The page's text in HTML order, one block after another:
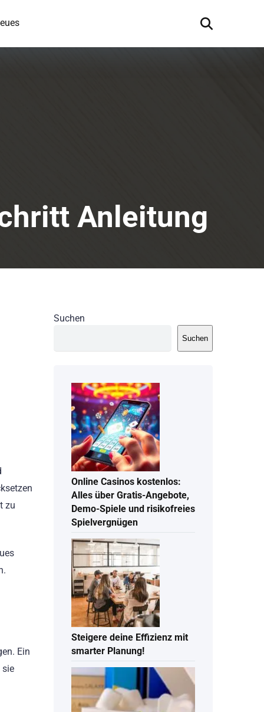
Anleitung
zu
Ein
sie
Suchen
Suchen
Online Casinos kostenlos:
Alles über Gratis-Angebote,
Demo-Spiele und risikofreies
Spielvergnügen
Steigere deine Effizienz mit
smarter Planung!